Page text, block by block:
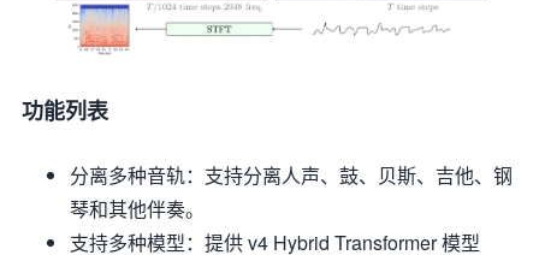
功能列表
分离多种音轨：支持分离人声、鼓、贝斯、吉他、钢
琴和其他伴奏。
支持多种模型：提供 v4 Hybrid Transformer 模型